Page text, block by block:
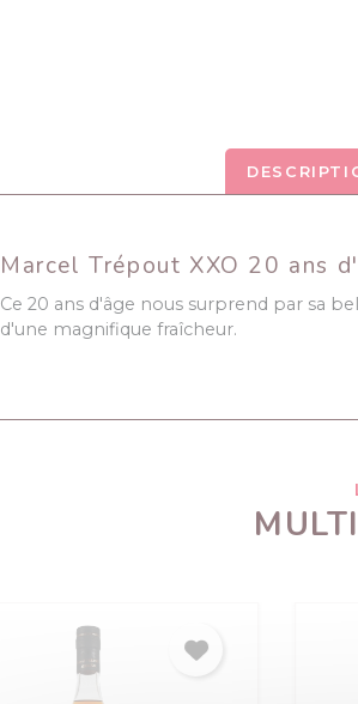
Marcel Trépout XXO 20 ans
Ce 20 ans d'âge nous surprend par sa
d'une magnifique fraîcheur.